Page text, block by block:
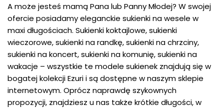
A może jesteś mamą Pana lub Panny Młodej? W swojej
ofercie posiadamyeleganckie sukienkina wesele w
maxi długościach. Sukienki koktajlowe, sukienki
wieczorowe, sukienki na randkę, sukienki na chrzciny,
sukienki na koncert, sukienki na komunię, sukienki na
wakacje – wszystkie te modele sukienek znajdują się w
bogatej kolekcji Ezuri i są dostępne w naszym sklepie
internetowym. Oprócz naprawdę szykownych
propozycji, znajdziesz u nas także krótkie długości, w